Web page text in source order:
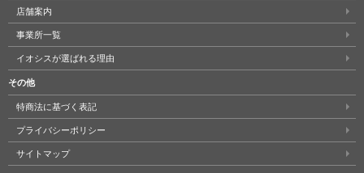
店舗案内
事業所一覧
イオシスが選ばれる理由
その他
特商法に基づく表記
プライバシーポリシー
サイトマップ